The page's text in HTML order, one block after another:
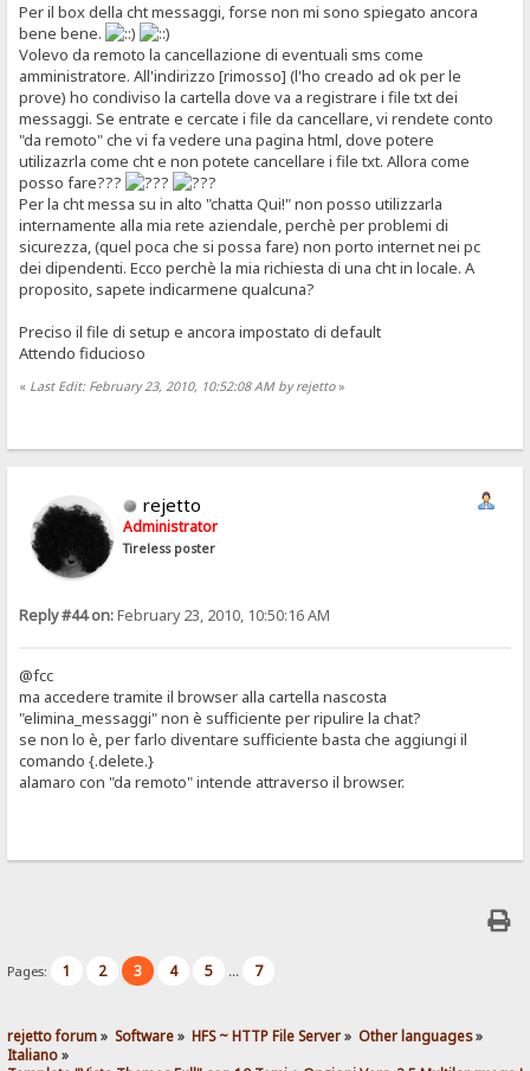
Per il box della cht messaggi, forse non mi sono spiegato ancora
bene bene.
Volevo da remoto la cancellazione di eventuali sms come
amministratore. All'indirizzo [rimosso] (l'ho creado ad ok per le
prove) ho condiviso la cartella dove va a registrare i file txt dei
messaggi. Se entrate e cercate i file da cancellare, vi rendete conto
"da remoto" che vi fa vedere una pagina html, dove potere
utilizazrla come cht e non potete cancellare i file txt. Allora come
posso fare???
Per la cht messa su in alto "chatta Qui!" non posso utilizzarla
internamente alla mia rete aziendale, perchè per problemi di
sicurezza, (quel poca che si possa fare) non porto internet nei pc
dei dipendenti. Ecco perchè la mia richiesta di una cht in locale. A
proposito, sapete indicarmene qualcuna?
Preciso il file di setup e ancora impostato di default
Attendo fiducioso
« Last Edit: February 23, 2010, 10:52:08 AM by rejetto»
rejetto
Administrator
Tireless poster
Reply #44 on:February 23, 2010, 10:50:16 AM
@fcc
ma accedere tramite il browser alla cartella nascosta
"elimina_messaggi" non è sufficiente per ripulire la chat?
se non lo è, per farlo diventare sufficiente basta che aggiungi il
comando {.delete.}
alamaro con "da remoto" intende attraverso il browser.
Pages: 1 2 3 4 5 ... 7
rejetto forum» Software» HFS ~ HTTP File Server» Other languages»
Italiano»